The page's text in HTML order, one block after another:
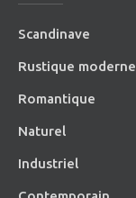
Scandinave
Rustique moderne
Romantique
Naturel
Industriel